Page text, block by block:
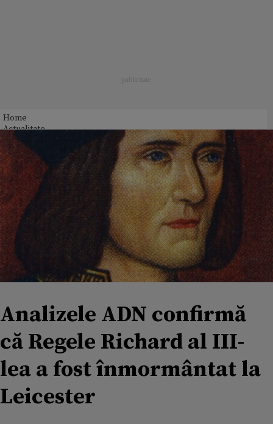
Home
Actualitate
Analizele ADN confirmă
că Regele Richard al III-
lea a fost înmormântat la
Leicester